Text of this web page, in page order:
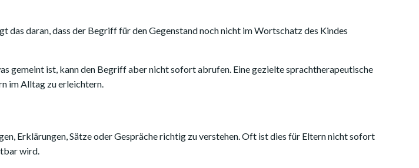
daran, dass der Begriff für den Gegenstand noch nicht im Wortschatz des Kindes
gemeint ist, kann den Begriff aber nicht sofort abrufen. Eine gezielte sprachtherapeutische
im Alltag zu erleichtern.
Erklärungen, Sätze oder Gespräche richtig zu verstehen. Oft ist dies für Eltern nicht sofort
wird.